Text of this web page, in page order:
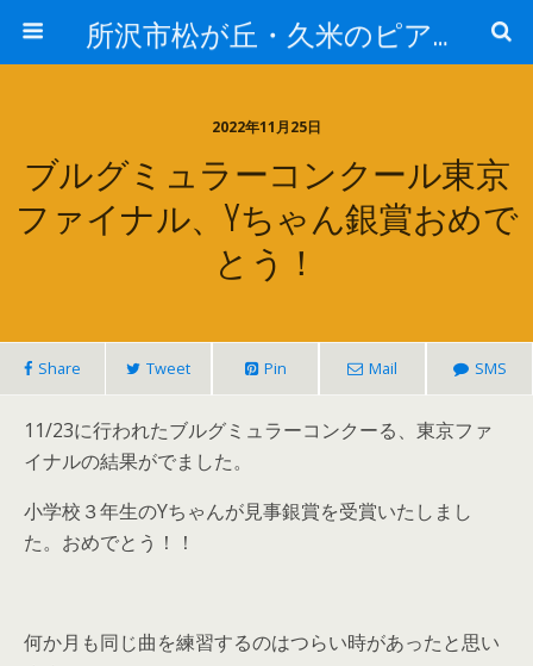
所沢市松が丘・久米のピアノ教室なら -かなでピアノ教室-
2022年11月25日
ブルグミュラーコンクール東京
ファイナル、Yちゃん銀賞おめで
とう！
Share Tweet Pin Mail SMS
11/23に行われたブルグミュラーコンクーる、東京ファ
イナルの結果がでました。
小学校３年生のYちゃんが見事銀賞を受賞いたしまし
た。おめでとう！！
何か月も同じ曲を練習するのはつらい時があったと思い